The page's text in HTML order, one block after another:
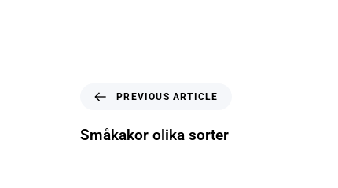
PREVIOUS ARTICLE
Småkakor olika sorter